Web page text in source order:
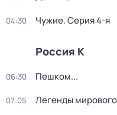
04:30 Чужие. Серия 4-я
Россия К
06:30 Пешком...
07:05 Легенды